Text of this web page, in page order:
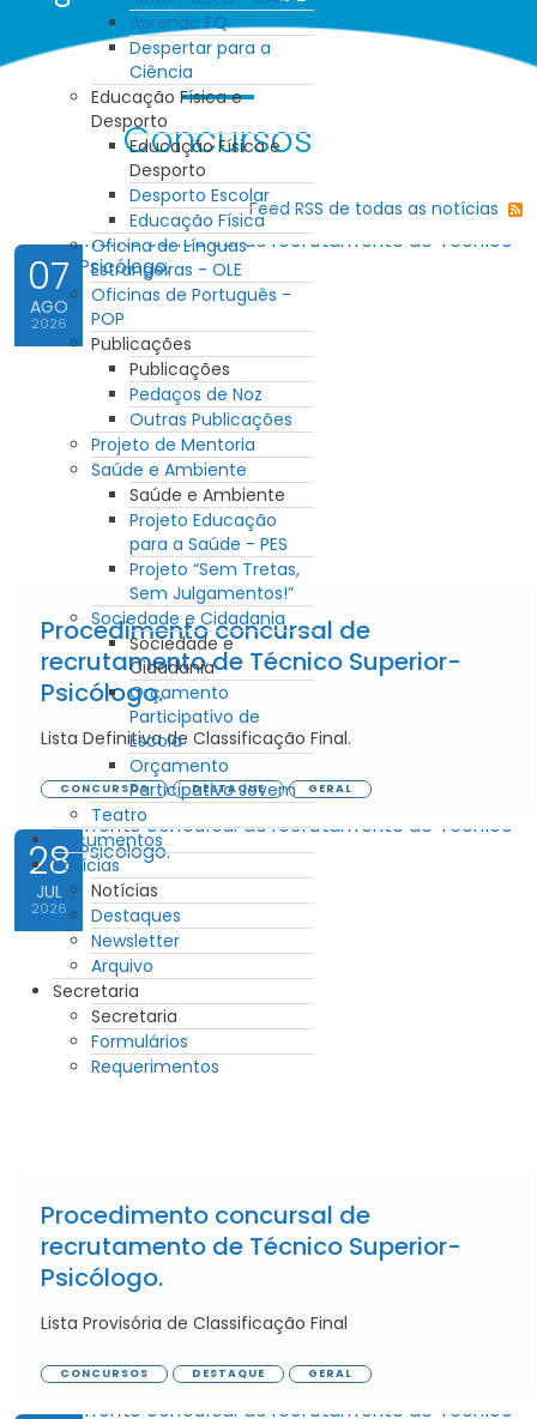
Aprendo FQ
Despertar para a
Ciência
Educação Física e
Desporto
Educação Física e
Desporto
Desporto Escolar
Educação Física
Oficina de Línguas
Estrangeiras - OLE
Oficinas de Português -
POP
Publicações
Publicações
Pedaços de Noz
Outras Publicações
Projeto de Mentoria
Saúde e Ambiente
Saúde e Ambiente
Projeto Educação
para a Saúde - PES
Projeto “Sem Tretas,
Sem Julgamentos!”
Sociedade e Cidadania
Sociedade e
Cidadania
Orçamento
Participativo de
Escola
Orçamento
Participativo Jovem
Teatro
Documentos
Notícias
Notícias
Destaques
Newsletter
Arquivo
Secretaria
Secretaria
Formulários
Requerimentos
Concursos
Feed RSS de todas as notícias
07
AGO
2026
Procedimento concursal de
recrutamento de Técnico Superior-
Psicólogo.
Lista Definitiva de Classificação Final.
CONCURSOS DESTAQUE GERAL
28
JUL
2026
Procedimento concursal de
recrutamento de Técnico Superior-
Psicólogo.
Lista Provisória de Classificação Final
CONCURSOS DESTAQUE GERAL